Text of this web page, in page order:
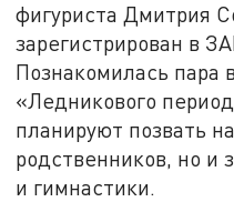
фигуриста Дмитрия
зарегистрирован в
Познакомилась пара
«Ледникового
планируют позвать
родственников, но и
и гимнастики.